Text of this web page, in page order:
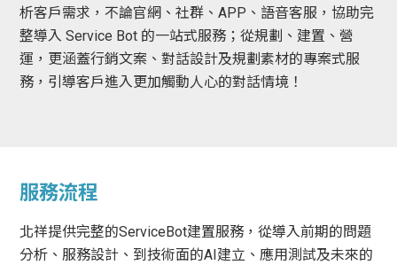
析客戶需求，不論官網、社群、APP、語音客服，協助完
整導入 Service Bot 的一站式服務；從規劃、建置、營
運，更涵蓋行銷文案、對話設計及規劃素材的專案式服
務，引導客戶進入更加觸動人心的對話情境！
服務流程
北祥提供完整的ServiceBot建置服務，從導入前期的問題
分析、服務設計、到技術面的AI建立、應用測試及未來的